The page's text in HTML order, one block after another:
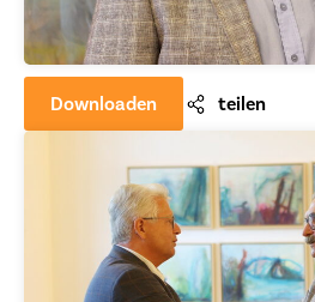
Downloaden teilen